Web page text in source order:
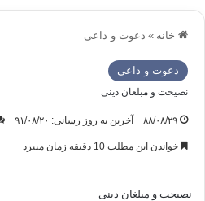
خانه » دعوت و داعی
دعوت و داعی
نصیحت و مبلغان دینی
۸۸/۰۸/۲۹ آخرین به روز رسانی: ۹۱/۰۸/۲۰
خواندن این مطلب 10 دقیقه زمان میبرد
نصیحت و مبلغان دینی